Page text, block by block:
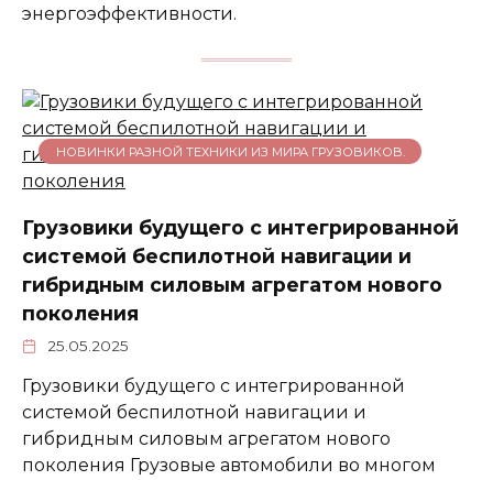
энергоэффективности.
НОВИНКИ РАЗНОЙ ТЕХНИКИ ИЗ МИРА ГРУЗОВИКОВ.
Грузовики будущего с интегрированной
системой беспилотной навигации и
гибридным силовым агрегатом нового
поколения
25.05.2025
Грузовики будущего с интегрированной
системой беспилотной навигации и
гибридным силовым агрегатом нового
поколения Грузовые автомобили во многом